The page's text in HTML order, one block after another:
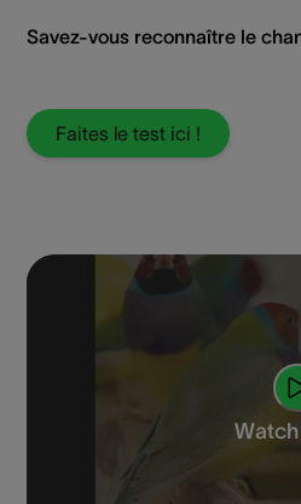
Savez-vous reconnaître le
Faites le test ici !